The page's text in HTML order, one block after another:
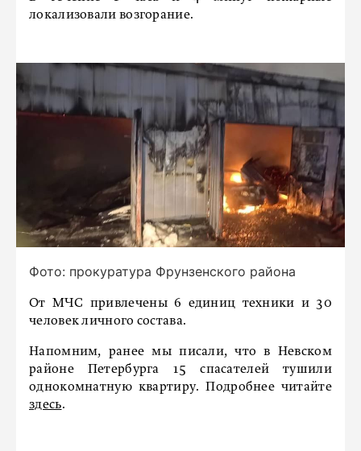
локализовали возгорание.
Фото: прокуратура Фрунзенского района
От МЧС привлечены 6 единиц техники и 30
человек личного состава.
Напомним, ранее мы писали, что в Невском
районе Петербурга 15 спасателей тушили
однокомнатную квартиру. Подробнее читайте
здесь.